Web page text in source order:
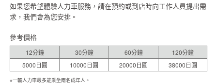
如果您希望體驗人力車服務，請在預約或到店時向工作人員提出需
求，我們會為您安排。
參考價格
12分鐘
5000日圓
30分鐘
10000日圓
60分鐘
20000日圓
120分鐘
38000日圓
※一輛人力車最多能乘坐兩名成年人。